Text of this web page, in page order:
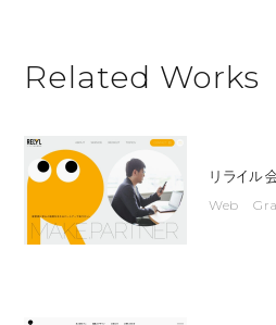
画。
ン
テ
ツ
Related Works
リライル
Web